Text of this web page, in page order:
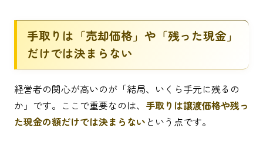
手取りは「売却価格」や「残った現金」
だけでは決まらない
経営者の関心が高いのが「結局、いくら手元に残るの
か」です。ここで重要なのは、 手取りは譲渡価格や残っ
た現金の額だけでは決まらない という点です。